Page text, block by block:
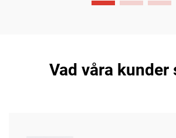
Vad våra kunder